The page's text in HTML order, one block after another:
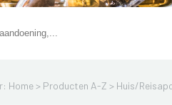
Home > Producten A-Z > Huis/